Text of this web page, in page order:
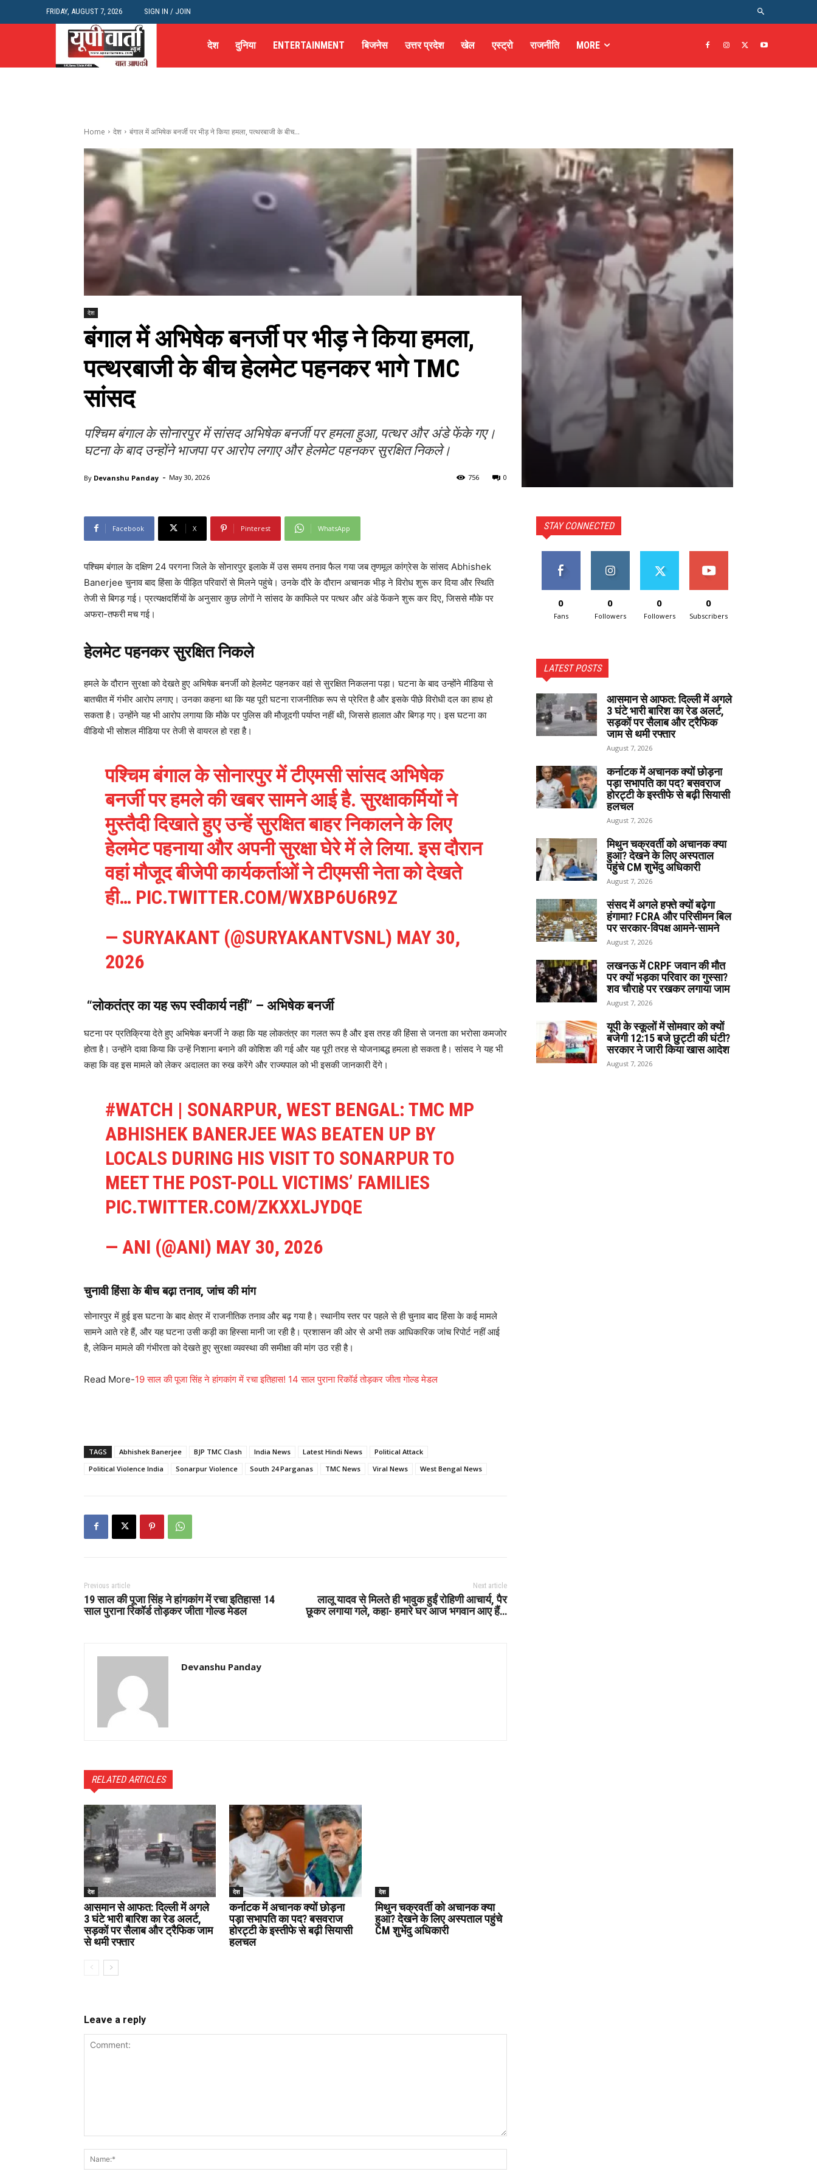
FRIDAY, AUGUST 7, 2026 SIGN IN / JOIN
देश दुनिया ENTERTAINMENT बिजनेस उत्तर प्रदेश खेल एस्ट्रो राजनीति MORE
Home देश बंगाल में अभिषेक बनर्जी पर भीड़ ने किया हमला, पत्थरबाजी के बीच...
देश
बंगाल में अभिषेक बनर्जी पर भीड़ ने किया हमला,
पत्थरबाजी के बीच हेलमेट पहनकर भागे TMC
सांसद
पश्चिम बंगाल के सोनारपुर में सांसद अभिषेक बनर्जी पर हमला हुआ, पत्थर और अंडे फेंके गए।
घटना के बाद उन्होंने भाजपा पर आरोप लगाए और हेलमेट पहनकर सुरक्षित निकले।
By Devanshu Panday - May 30, 2026 0
756
Facebook X Pinterest WhatsApp
पश्चिम बंगाल के दक्षिण 24 परगना जिले के सोनारपुर इलाके में उस समय तनाव फैल गया जब तृणमूल कांग्रेस के सांसद Abhishek
Banerjee चुनाव बाद हिंसा के पीड़ित परिवारों से मिलने पहुंचे। उनके दौरे के दौरान अचानक भीड़ ने विरोध शुरू कर दिया और स्थिति
तेजी से बिगड़ गई। प्रत्यक्षदर्शियों के अनुसार कुछ लोगों ने सांसद के काफिले पर पत्थर और अंडे फेंकने शुरू कर दिए, जिससे मौके पर
अफरा-तफरी मच गई।
हेलमेट पहनकर सुरक्षित निकले
हमले के दौरान सुरक्षा को देखते हुए अभिषेक बनर्जी को हेलमेट पहनकर वहां से सुरक्षित निकलना पड़ा। घटना के बाद उन्होंने मीडिया से
बातचीत में गंभीर आरोप लगाए। उनका कहना था कि यह पूरी घटना राजनीतिक रूप से प्रेरित है और इसके पीछे विरोधी दल का हाथ हो
सकता है। उन्होंने यह भी आरोप लगाया कि मौके पर पुलिस की मौजूदगी पर्याप्त नहीं थी, जिससे हालात और बिगड़ गए। इस घटना का
वीडियो भी सोशल मीडिया पर तेजी से वायरल हो रहा है।
पश्चिम बंगाल के सोनारपुर में टीएमसी सांसद अभिषेक
बनर्जी पर हमले की खबर सामने आई है. सुरक्षाकर्मियों ने
मुस्तैदी दिखाते हुए उन्हें सुरक्षित बाहर निकालने के लिए
हेलमेट पहनाया और अपनी सुरक्षा घेरे में ले लिया. इस दौरान
वहां मौजूद बीजेपी कार्यकर्ताओं ने टीएमसी नेता को देखते
ही… PIC.TWITTER.COM/WXBP6U6R9Z
— SURYAKANT (@SURYAKANTVSNL) MAY 30,
2026
“लोकतंत्र का यह रूप स्वीकार्य नहीं” – अभिषेक बनर्जी
घटना पर प्रतिक्रिया देते हुए अभिषेक बनर्जी ने कहा कि यह लोकतंत्र का गलत रूप है और इस तरह की हिंसा से जनता का भरोसा कमजोर
होता है। उन्होंने दावा किया कि उन्हें निशाना बनाने की कोशिश की गई और यह पूरी तरह से योजनाबद्ध हमला हो सकता है। सांसद ने यह भी
कहा कि वह इस मामले को लेकर अदालत का रुख करेंगे और राज्यपाल को भी इसकी जानकारी देंगे।
#WATCH | SONARPUR, WEST BENGAL: TMC MP
ABHISHEK BANERJEE WAS BEATEN UP BY
LOCALS DURING HIS VISIT TO SONARPUR TO
MEET THE POST-POLL VICTIMS’ FAMILIES
PIC.TWITTER.COM/ZKXXLJYDQE
— ANI (@ANI) MAY 30, 2026
चुनावी हिंसा के बीच बढ़ा तनाव, जांच की मांग
सोनारपुर में हुई इस घटना के बाद क्षेत्र में राजनीतिक तनाव और बढ़ गया है। स्थानीय स्तर पर पहले से ही चुनाव बाद हिंसा के कई मामले
सामने आते रहे हैं, और यह घटना उसी कड़ी का हिस्सा मानी जा रही है। प्रशासन की ओर से अभी तक आधिकारिक जांच रिपोर्ट नहीं आई
है, लेकिन मामले की गंभीरता को देखते हुए सुरक्षा व्यवस्था की समीक्षा की मांग उठ रही है।
Read More-19 साल की पूजा सिंह ने हांगकांग में रचा इतिहास! 14 साल पुराना रिकॉर्ड तोड़कर जीता गोल्ड मेडल
TAGS Abhishek Banerjee BJP TMC Clash India News Latest Hindi News
Political Attack
Political Violence India
Sonarpur Violence South 24 Parganas TMC News Viral News West Bengal News
Previous article
19 साल की पूजा सिंह ने हांगकांग में रचा इतिहास! 14
साल पुराना रिकॉर्ड तोड़कर जीता गोल्ड मेडल
Next article
लालू यादव से मिलते ही भावुक हुईं रोहिणी आचार्य, पैर
छूकर लगाया गले, कहा- हमारे घर आज भगवान आए हैं…
Devanshu Panday
RELATED ARTICLES
देश
आसमान से आफत: दिल्ली में अगले
3 घंटे भारी बारिश का रेड अलर्ट,
सड़कों पर सैलाब और ट्रैफिक जाम
से थमी रफ्तार
देश
कर्नाटक में अचानक क्यों छोड़ना
पड़ा सभापति का पद? बसवराज
होरट्टी के इस्तीफे से बढ़ी सियासी
हलचल
देश
मिथुन चक्रवर्ती को अचानक क्या
हुआ? देखने के लिए अस्पताल पहुंचे
CM शुभेंदु अधिकारी
Leave a reply
STAY CONNECTED
0
Fans
0
Followers
0
Followers
0
Subscribers
LATEST POSTS
आसमान से आफत: दिल्ली में अगले
3 घंटे भारी बारिश का रेड अलर्ट,
सड़कों पर सैलाब और ट्रैफिक
जाम से थमी रफ्तार
August 7, 2026
कर्नाटक में अचानक क्यों छोड़ना
पड़ा सभापति का पद? बसवराज
होरट्टी के इस्तीफे से बढ़ी सियासी
हलचल
August 7, 2026
मिथुन चक्रवर्ती को अचानक क्या
हुआ? देखने के लिए अस्पताल
पहुंचे CM शुभेंदु अधिकारी
August 7, 2026
संसद में अगले हफ्ते क्यों बढ़ेगा
हंगामा? FCRA और परिसीमन बिल
पर सरकार-विपक्ष आमने-सामने
August 7, 2026
लखनऊ में CRPF जवान की मौत
पर क्यों भड़का परिवार का गुस्सा?
शव चौराहे पर रखकर लगाया जाम
August 7, 2026
यूपी के स्कूलों में सोमवार को क्यों
बजेगी 12:15 बजे छुट्टी की घंटी?
सरकार ने जारी किया खास आदेश
August 7, 2026